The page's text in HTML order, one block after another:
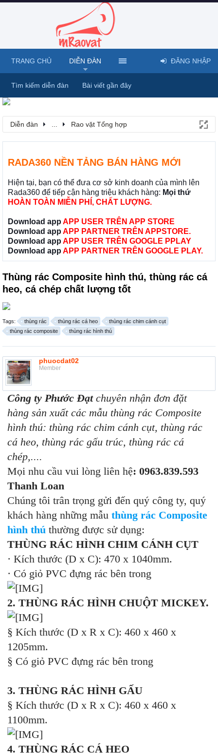
Diễn đàn Rao vặt Tổng hợp
RADA360 NỀN TẢNG BÁN HÀNG MỚI
Hiện tại, bạn có thể đưa cơ sở kinh doanh của mình lên
Rada360 để tiếp cận hàng triệu khách hàng: Mọi thứ
HOÀN TOÀN MIỄN PHÍ, CHẤT LƯỢNG.
Download app APP USER TRÊN APP STORE
Download app APP PARTNER TRÊN APPSTORE.
Download app APP USER TRÊN GOOGLE PPLAY
Download app APP PARTNER TRÊN GOOGLE PLAY.
Thùng rác Composite hình thú, thùng rác cá
heo, cá chép chất lượng tốt
Tags: thùng rác thùng rác cá heo
thùng rác chim cánh cụt
thùng rác composite
thùng rác hình thú
phuocdat02
Member
Công ty Phước Đạtchuyên nhận đơn đặt
hàng sản xuất các mẫu thùng rác Composite
hình thú: thùng rác chim cánh cụt, thùng rác
cá heo, thùng rác gấu trúc, thùng rác cá
chép,....
Mọi nhu cầu vui lòng liên hệ: 0963.839.593
Thanh Loan
Chúng tôi trân trọng gửi đến quý công ty, quý
khách hàng những mẫu thùng rác Composite
hình thú thường được sử dụng:
THÙNG RÁC HÌNH CHIM CÁNH CỤT
· Kích thước (D x C): 470 x 1040mm.
· Có giỏ PVC đựng rác bên trong
2. THÙNG RÁC HÌNH CHUỘT MICKEY.
§ Kích thước (D x R x C): 460 x 460 x
1205mm.
§ Có giỏ PVC đựng rác bên trong
3. THÙNG RÁC HÌNH GẤU
§ Kích thước (D x R x C): 460 x 460 x
1100mm.
4. THÙNG RÁC CÁ HEO
TRANG CHỦ DIỄN ĐÀN
Tìm kiếm diễn đàn Bài viết gần đây
ĐĂNG NHẬP